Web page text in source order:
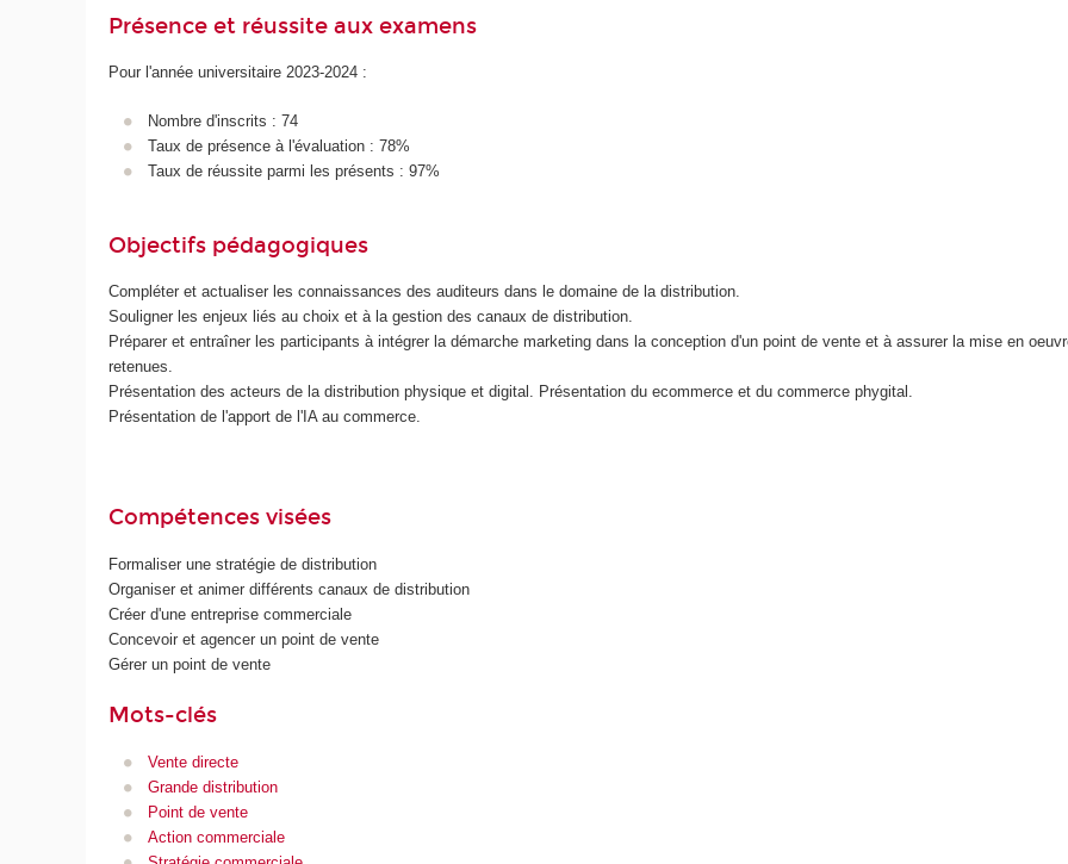
Présence et réussite aux examens
Pour l'année universitaire 2023-2024 :
Nombre d'inscrits : 74
Taux de présence à l'évaluation : 78%
Taux de réussite parmi les présents : 97%
Objectifs pédagogiques
Compléter et actualiser les connaissances des auditeurs dans le domaine de la distribution.
Souligner les enjeux liés au choix et à la gestion des canaux de distribution.
Préparer et entraîner les participants à intégrer la démarche marketing dans la conception d'un point de vente et à assurer la mise en
retenues.
Présentation des acteurs de la distribution physique et digital. Présentation du ecommerce et du commerce phygital.
Présentation de l'apport de l'IA au commerce.
Compétences visées
Formaliser une stratégie de distribution
Organiser et animer différents canaux de distribution
Créer d'une entreprise commerciale
Concevoir et agencer un point de vente
Gérer un point de vente
Mots-clés
Vente directe
Grande distribution
Point de vente
Action commerciale